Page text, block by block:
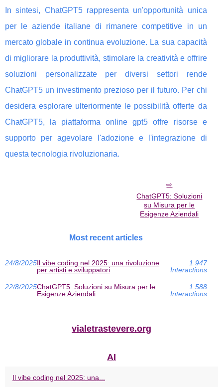
In sintesi, ChatGPT5 rappresenta un'opportunità unica
per le aziende italiane di rimanere competitive in un
mercato globale in continua evoluzione. La sua capacità
di migliorare la produttività, stimolare la creatività e offrire
soluzioni personalizzate per diversi settori rende
ChatGPT5 un investimento prezioso per il futuro. Per chi
desidera esplorare ulteriormente le possibilità offerte da
ChatGPT5, la piattaforma online gpt5 offre risorse e
supporto per agevolare l'adozione e l'integrazione di
questa tecnologia rivoluzionaria.
ChatGPT5: Soluzioni
su Misura per le
Esigenze Aziendali
Most recent articles
24/8/2025Il vibe coding nel 2025: una rivoluzione
per artisti e sviluppatori
1 947
Interactions
22/8/2025ChatGPT5: Soluzioni su Misura per le
Esigenze Aziendali
1 588
Interactions
vialetrastevere.org
AI
Il vibe coding nel 2025: una...